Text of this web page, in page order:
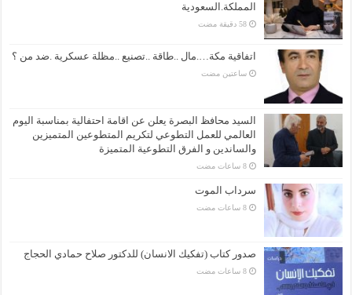
المملكة.السعودية
‏58 دقيقة مضت
اتفاقية مكة….مال ..طاقة ..تصنيع ..مظلة عسكرية .ضد من ؟
‏ساعتين مضت
السيد محافظ البصرة يعلن عن اقامة احتفالية بمناسبة اليوم
العالمي للعمل التطوعي لتكريم المتطوعين المتميزين
والساندين و الفرق التطوعية المتميزة
‏8 ساعات مضت
سرداب الموت
‏8 ساعات مضت
صدور كتاب (تفكيك الانسان) للدكتور صلاح حمادي الحجاج
‏8 ساعات مضت